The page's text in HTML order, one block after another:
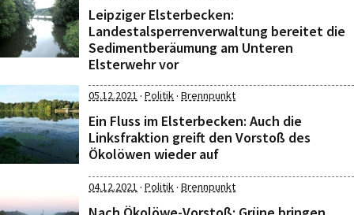
Leipziger Elsterbecken:
Landestalsperrenverwaltung bereitet die
Sedimentberäumung am Unteren
Elsterwehr vor
05.12.2021 · Politik· Brennpunkt
Ein Fluss im Elsterbecken: Auch die
Linksfraktion greift den Vorstoß des
Ökolöwen wieder auf
04.12.2021 · Politik· Brennpunkt